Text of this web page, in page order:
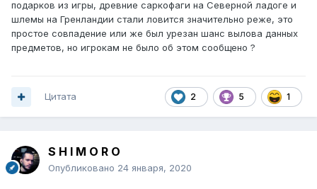
подарков из игры, древние саркофаги на Северной ладоге и
шлемы на Гренландии стали ловится значительно реже, это
простое совпадение или же был урезан шанс вылова данных
предметов, но игрокам не было об этом сообщено ?
2 5 1
Цитата
S H I M O R O
Опубликовано 24 января, 2020